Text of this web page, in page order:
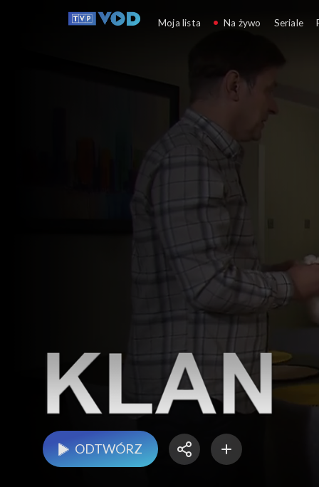
Klan
ODTWÓRZ
Moja lista Na żywo Seriale